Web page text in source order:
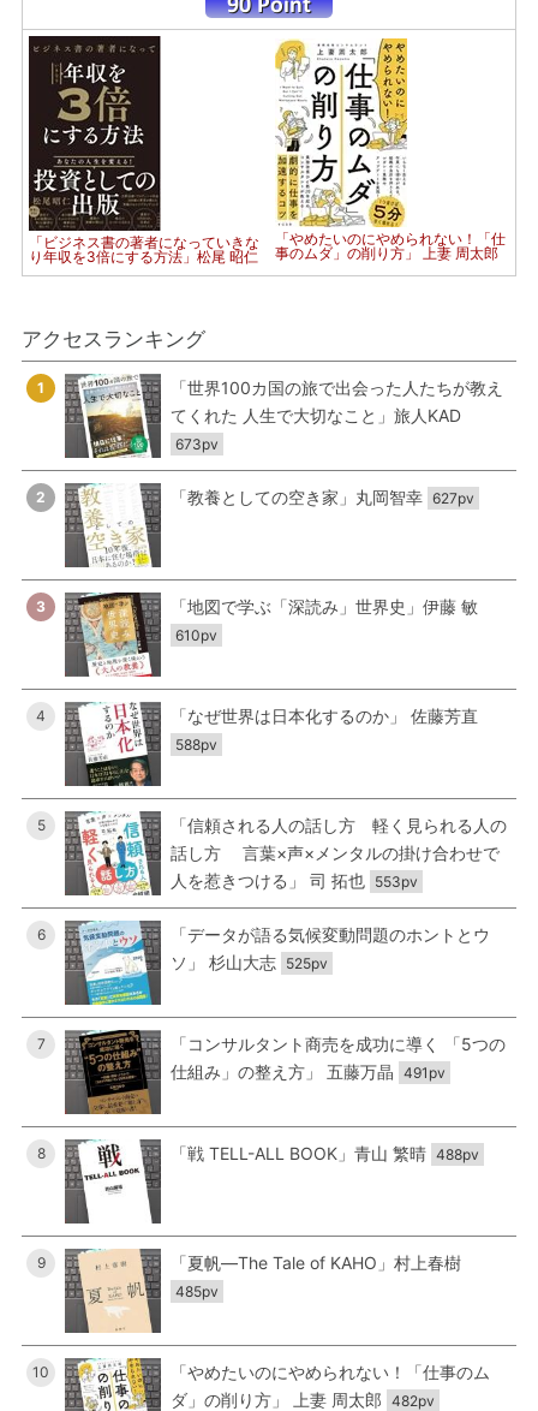
「ビジネス書の著者になっていきな
り年収を3倍にする方法」松尾 昭仁
「やめたいのにやめられない！「仕
事のムダ」の削り方」 上妻 周太郎
アクセスランキング
1
「世界100カ国の旅で出会った人たちが教え
てくれた 人生で大切なこと」旅人KAD
673pv
2 「教養としての空き家」丸岡智幸 627pv
3 「地図で学ぶ「深読み」世界史」伊藤 敏
610pv
4 「なぜ世界は日本化するのか」 佐藤芳直
588pv
5
「信頼される人の話し方 軽く見られる人の
話し方 言葉×声×メンタルの掛け合わせで
人を惹きつける」 司 拓也 553pv
6
「データが語る気候変動問題のホントとウ
ソ」 杉山大志 525pv
7
「コンサルタント商売を成功に導く 「5つの
仕組み」の整え方」 五藤万晶 491pv
8 「戦 TELL-ALL BOOK」青山 繁晴 488pv
9 「夏帆―The Tale of KAHO」村上春樹
485pv
10
「やめたいのにやめられない！「仕事のム
ダ」の削り方」 上妻 周太郎 482pv